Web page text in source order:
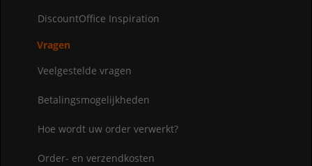
DiscountOffice Inspiration
Vragen
Veelgestelde vragen
Betalingsmogelijkheden
Hoe wordt uw order verwerkt?
Order- en verzendkosten